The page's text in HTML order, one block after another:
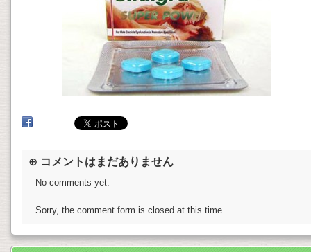
⊕ コメントはまだありません
No comments yet.
Sorry, the comment form is closed at this time.